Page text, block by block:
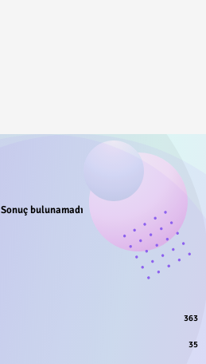
Sonuç bulunamadı
363
35